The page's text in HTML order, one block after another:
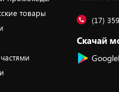
товары
(17)
Скачай